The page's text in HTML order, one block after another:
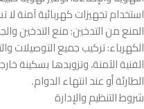
استخدام تجهيزات كهربائية آمنة لا
المنع من التدخين: منع التدخين
الكهرباء: تركيب جميع التوصيلات
الفنية الآمنة، وتزويدها بسكينة
الطارئة أو عند انتهاء الدوام.
شروط التنظيم والإدارة